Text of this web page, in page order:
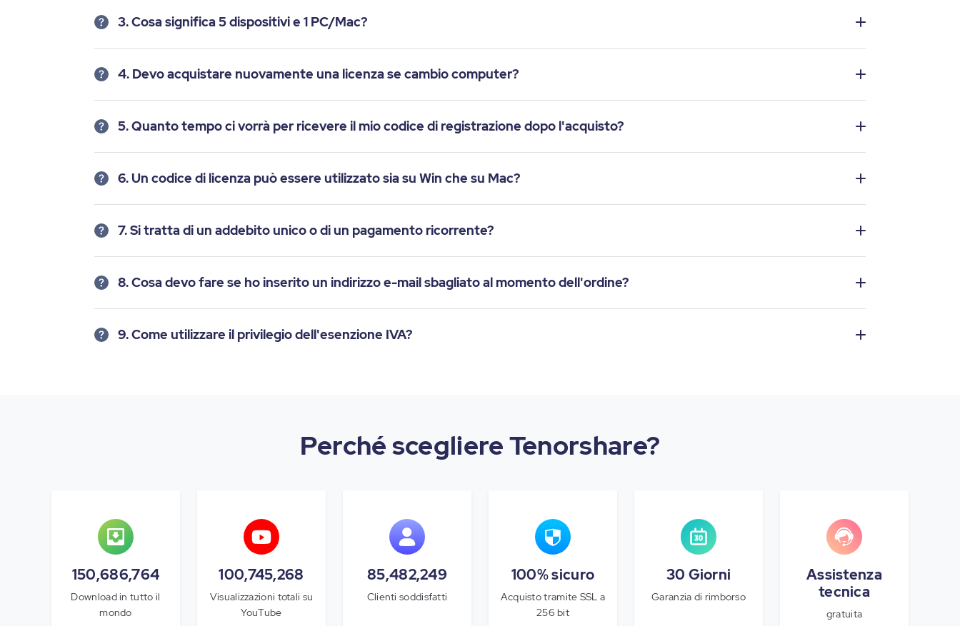
3. Cosa significa 5 dispositivi e 1 PC/Mac?
4. Devo acquistare nuovamente una licenza se cambio computer?
5. Quanto tempo ci vorrà per ricevere il mio codice di registrazione dopo l'acquisto?
6. Un codice di licenza può essere utilizzato sia su Win che su Mac?
7. Si tratta di un addebito unico o di un pagamento ricorrente?
8. Cosa devo fare se ho inserito un indirizzo e-mail sbagliato al momento dell'ordine?
9. Come utilizzare il privilegio dell'esenzione IVA?
Perché scegliere Tenorshare?
150,686,764
Download in tutto il
mondo
100,745,268
Visualizzazioni totali su
YouTube
85,482,249
Clienti soddisfatti
100% sicuro
Acquisto tramite SSL a
256 bit
30 Giorni
Garanzia di rimborso
Assistenza
tecnica
gratuita